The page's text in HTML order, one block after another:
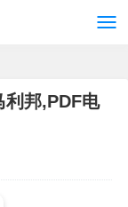
利邦,PDF电